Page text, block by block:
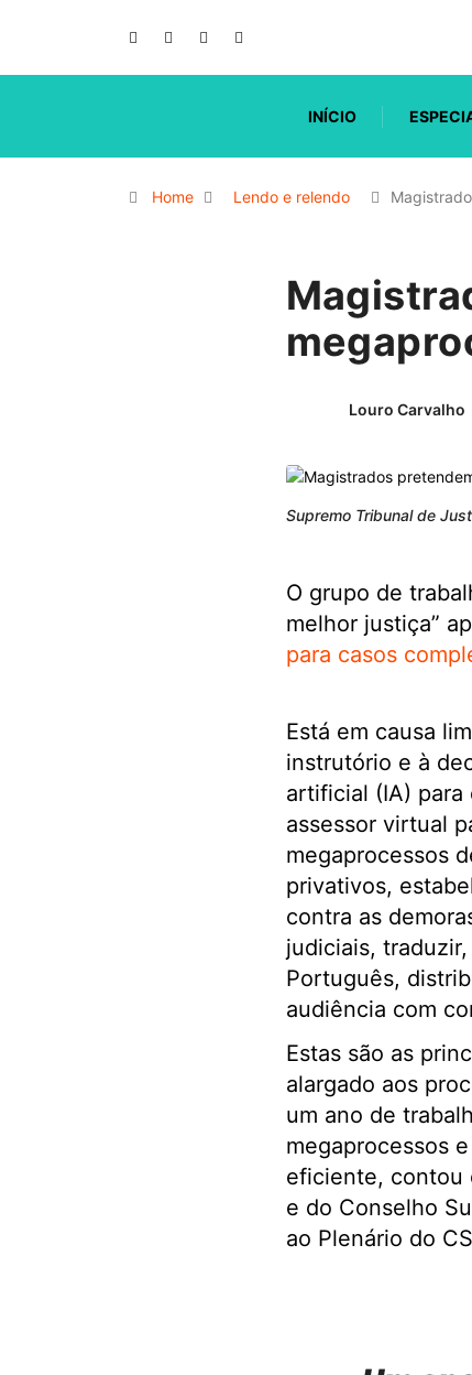
INÍCIO
Home Lendo e relendo
Louro Carvalho
Supremo Tribunal de
O grupo de
melhor justiça”
para casos
Está em causa
instrutório e à
artificial (IA) para
assessor virtual
megaprocessos
privativos,
contra as
judiciais,
Português,
audiência com
Estas são as
alargado aos
um ano de
megaprocessos
eficiente, contou
e do Conselho
ao Plenário do